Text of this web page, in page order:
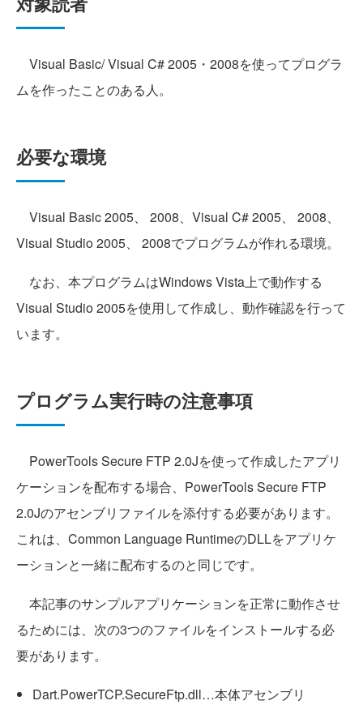
Visual Basic/ Visual C# 2005・2008を使ってプログラ
ムを作ったことのある人。
必要な環境
Visual Basic 2005、 2008、Visual C# 2005、 2008、
Visual Studio 2005、 2008でプログラムが作れる環境。
なお、本プログラムはWindows Vista上で動作する
Visual Studio 2005を使用して作成し、動作確認を行って
います。
プログラム実行時の注意事項
PowerTools Secure FTP 2.0Jを使って作成したアプリ
ケーションを配布する場合、PowerTools Secure FTP
2.0Jのアセンブリファイルを添付する必要があります。
これは、Common Language RuntimeのDLLをアプリケ
ーションと一緒に配布するのと同じです。
本記事のサンプルアプリケーションを正常に動作させ
るためには、次の3つのファイルをインストールする必
要があります。
Dart.PowerTCP.SecureFtp.dll…本体アセンブリ